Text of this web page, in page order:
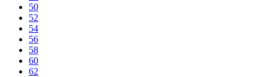
50
52
54
56
58
60
62